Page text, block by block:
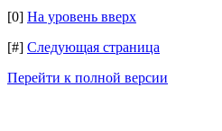
[0] На уровень вверх
[#] Следующая страница
Перейти к полной версии